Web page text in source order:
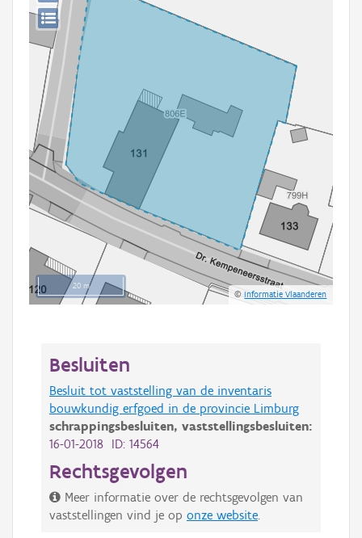
Aanmelden
20 m
©Informatie Vlaanderen
Besluiten
Besluit tot vaststelling van de inventaris
bouwkundig erfgoed in de provincie Limburg
schrappingsbesluiten, vaststellingsbesluiten:
16-01-2018 ID: 14564
Rechtsgevolgen
Meer informatie over de rechtsgevolgen van
vaststellingen vind je op onze website